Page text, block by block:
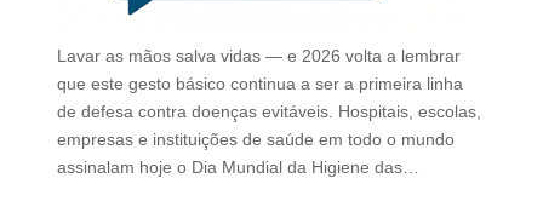
Lavar as mãos salva vidas — e 2026 volta a lembrar
que este gesto básico continua a ser a primeira linha
de defesa contra doenças evitáveis. Hospitais, escolas,
empresas e instituições de saúde em todo o mundo
assinalam hoje o Dia Mundial da Higiene das…